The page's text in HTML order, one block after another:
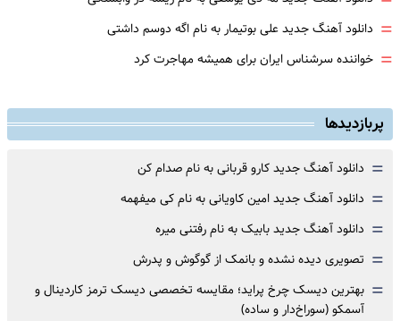
= دانلود آهنگ جدید علی بوتیمار به نام اگه دوسم داشتی
= خواننده سرشناس ایران برای همیشه مهاجرت کرد
پربازدیدها
= دانلود آهنگ جدید کارو قربانی به نام صدام کن
= دانلود آهنگ جدید امین کاویانی به نام کی میفهمه
= دانلود آهنگ جدید بابیک به نام رفتنی میره
= تصویری دیده نشده و بانمک از گوگوش و پدرش
= بهترین دیسک چرخ پراید؛ مقایسه تخصصی دیسک ترمز کاردینال و
آسمکو (سوراخ‌دار و ساده)